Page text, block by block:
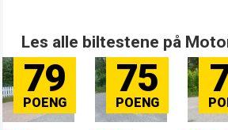
Les alle biltestene på
79 75